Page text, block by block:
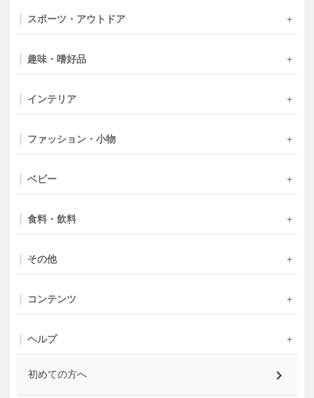
スポーツ・アウトドア
趣味・嗜好品
インテリア
ファッション・小物
ベビー
食料・飲料
その他
コンテンツ
ヘルプ
初めての方へ